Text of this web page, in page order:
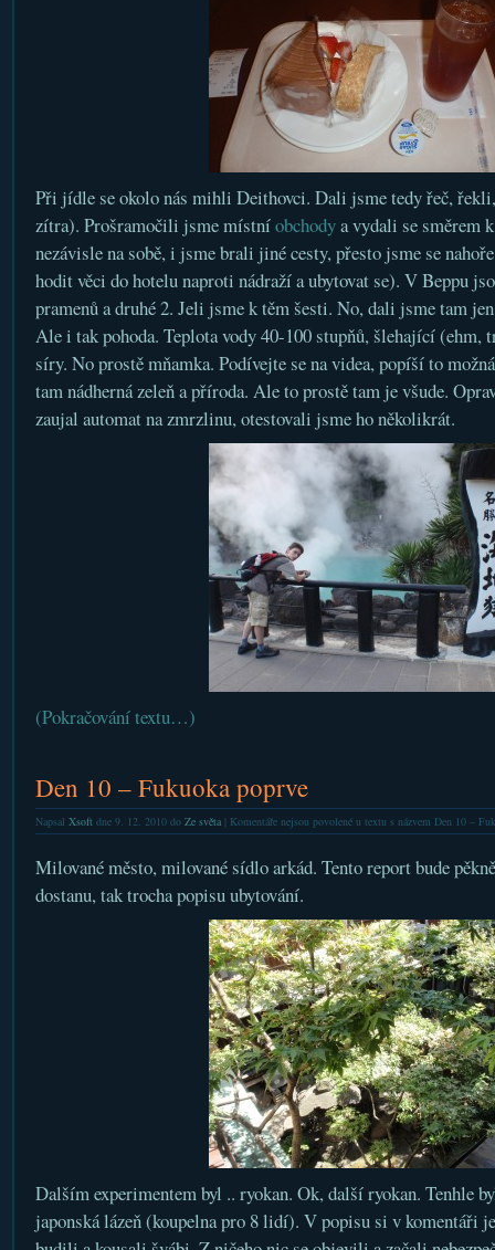
Při jídle se okolo nás mihli Deithovci. Dali jsme tedy řeč,
zítra). Prošramočili jsme místníobchodya vydali se směrem
nezávisle na sobě, i jsme brali jiné cesty, přesto jsme se
hodit věci do hotelu naproti nádraží a ubytovat se). V Beppu
pramenů a druhé 2. Jeli jsme k těm šesti. No, dali jsme tam
Ale i tak pohoda. Teplota vody 40-100 stupňů, šlehající (ehm,
síry. No prostě mňamka. Podívejte se na videa, popíší to
tam nádherná zeleň a příroda. Ale to prostě tam je všude.
zaujal automat na zmrzlinu, otestovali jsme ho několikrát.
(Pokračování textu…)
Den 10 – Fukuoka poprve
Napsal Xsoftdne 9. 12. 2010 do Ze světa| Komentáře nejsou povolenéu textu s názvem Den 10 –
Milované město, milované sídlo arkád. Tento report bude
dostanu, tak trocha popisu ubytování.
Dalším experimentem byl .. ryokan. Ok, další ryokan. Tenhle
japonská lázeň (koupelna pro 8 lidí). V popisu si v komentáři